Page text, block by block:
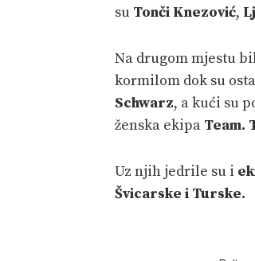
su Tonči Knezović,
Na drugom mjestu
kormilom dok su
Schwarz, a kući su
ženska ekipa Team.
Uz njih jedrile su i
Švicarske i Turske.